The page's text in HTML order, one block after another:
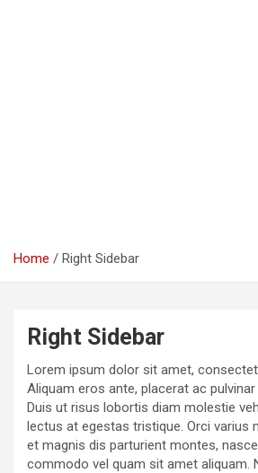
Home Right Sidebar
Right Sidebar
Lorem ipsum dolor sit amet,
Aliquam eros ante, placerat ac
Duis ut risus lobortis diam molestie
lectus at egestas tristique. Orci varius
et magnis dis parturient montes,
commodo vel quam sit amet aliquam.